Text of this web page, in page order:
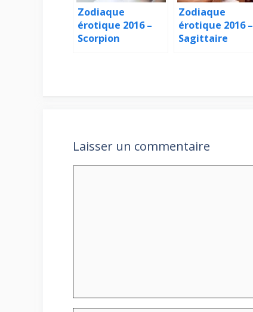
Zodiaque
érotique 2016 –
Scorpion
Zodiaque
érotique 2016 –
Sagittaire
Laisser un commentaire